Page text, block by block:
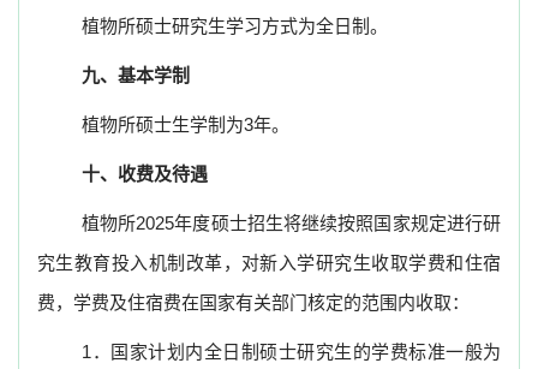
植物所硕士研究生学习方式为全日制。
九、基本学制
植物所硕士生学制为3年。
十、收费及待遇
植物所2025年度硕士招生将继续按照国家规定进行研
究生教育投入机制改革，对新入学研究生收取学费和住宿
费，学费及住宿费在国家有关部门核定的范围内收取：
1 ．国家计划内全日制硕士研究生的学费标准一般为